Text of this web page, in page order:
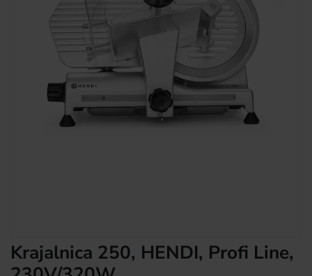
Krajalnica 250, HENDI, Profi Line,